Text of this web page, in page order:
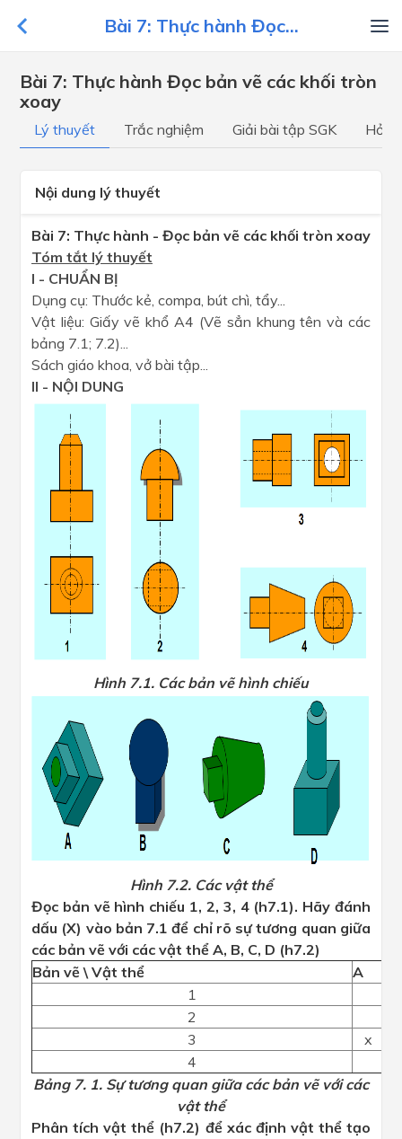
Bài 7: Thực hành Đọc...
Bài 7: Thực hành Đọc bản vẽ các khối tròn
xoay
Lý thuyết Trắc nghiệm Giải bài tập SGK Hỏi
Nội dung lý thuyết
Bài 7: Thực hành - Đọc bản vẽ các khối tròn xoay
Tóm tắt lý thuyết
I - CHUẨN BỊ
Dụng cụ: Thước kẻ, compa, bút chì, tẩy...
Vật liệu: Giấy vẽ khổ A4 (Vẽ sẳn khung tên và các
bảng 7.1; 7.2)...
Sách giáo khoa, vở bài tập...
II - NỘI DUNG
Hình 7.1. Các bản vẽ hình chiếu
Hình 7.2. Các vật thể
Đọc bản vẽ hình chiếu 1, 2, 3, 4 (h7.1). Hãy đánh
dấu (X) vào bản 7.1 để chỉ rõ sự tương quan giữa
các bản vẽ với các vật thể A, B, C, D (h7.2)
Bản vẽ \ Vật thể
A
1
2
3
x
4
Bảng 7. 1. Sự tương quan giữa các bản vẽ với các
vật thể
Phân tích vật thể (h7.2) để xác định vật thể tạo